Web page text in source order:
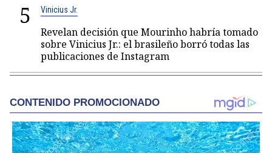
5 Vinicius Jr.
Revelan decisión que Mourinho habría tomado
sobre Vinicius Jr.: el brasileño borró todas las
publicaciones de Instagram